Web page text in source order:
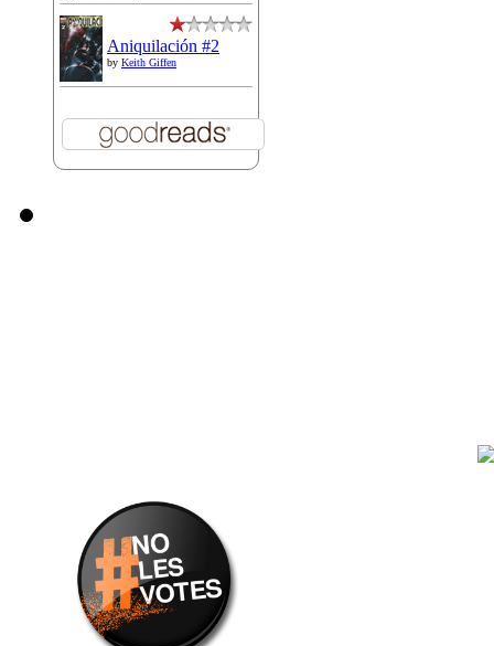
Aniquilación #2
by Keith Giffen